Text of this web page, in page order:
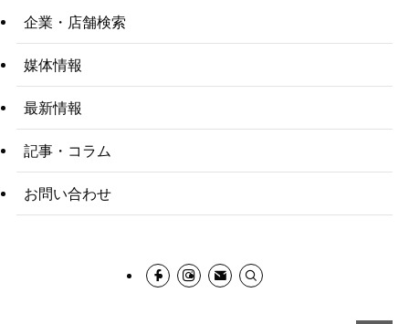
企業・店舗検索
媒体情報
最新情報
記事・コラム
お問い合わせ